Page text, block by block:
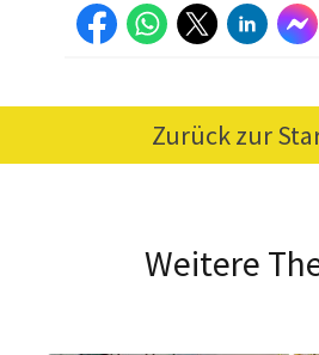
Zurück zur
Weitere